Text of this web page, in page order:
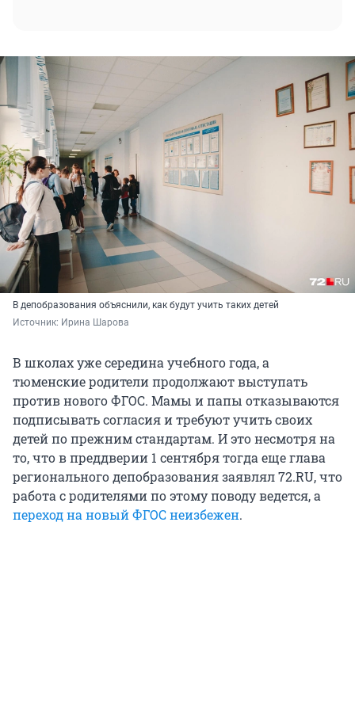
В депобразования объяснили, как будут учить таких детей
Источник: Ирина Шарова
В школах уже середина учебного года, а
тюменские родители продолжают выступать
против нового ФГОС. Мамы и папы отказываются
подписывать согласия и требуют учить своих
детей по прежним стандартам. И это несмотря на
то, что в преддверии 1 сентября тогда еще глава
регионального депобразования заявлял 72.RU, что
работа с родителями по этому поводу ведется, а
переход на новый ФГОС неизбежен.